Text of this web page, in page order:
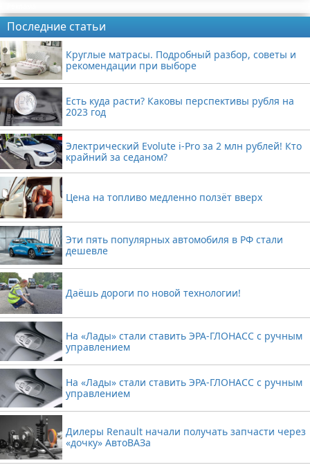
Последние статьи
Круглые матрасы. Подробный разбор, советы и
рекомендации при выборе
Есть куда расти? Каковы перспективы рубля на
2023 год
Электрический Evolute i-Pro за 2 млн рублей! Кто
крайний за седаном?
Цена на топливо медленно ползёт вверх
Эти пять популярных автомобиля в РФ стали
дешевле
Даёшь дороги по новой технологии!
На «Лады» стали ставить ЭРА-ГЛОНАСС с ручным
управлением
На «Лады» стали ставить ЭРА-ГЛОНАСС с ручным
управлением
Дилеры Renault начали получать запчасти через
«дочку» АвтоВАЗа